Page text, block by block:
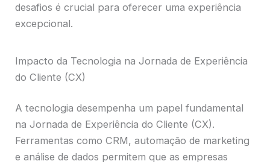
desafios é crucial para oferecer uma experiência
excepcional.
Impacto da Tecnologia na Jornada de Experiência
do Cliente (CX)
A tecnologia desempenha um papel fundamental
na Jornada de Experiência do Cliente (CX).
Ferramentas como CRM, automação de marketing
e análise de dados permitem que as empresas